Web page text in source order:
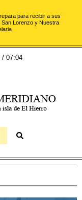
para recibir a sus
Lorenzo y Nuestra
/ 07:04